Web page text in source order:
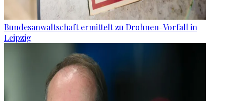
Bundesanwaltschaft ermittelt zu Drohnen-Vorfall in
Leipzig